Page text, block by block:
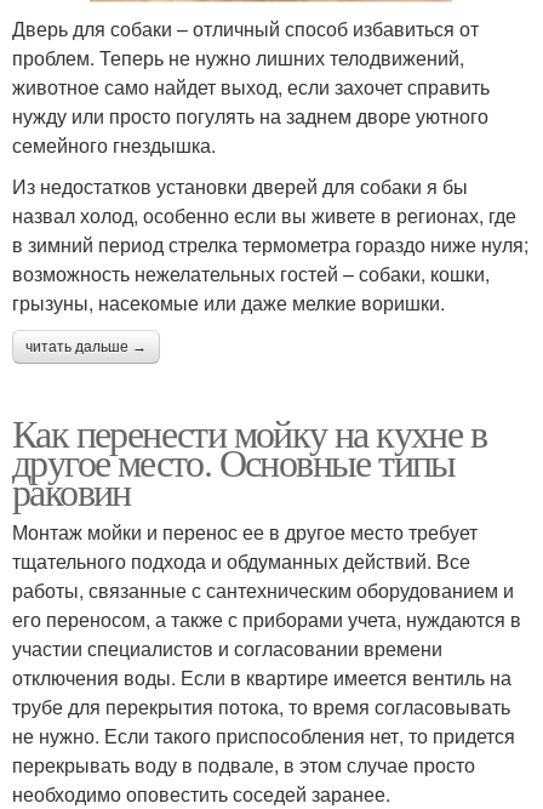
Дверь для собаки – отличный способ избавиться от
проблем. Теперь не нужно лишних телодвижений,
животное само найдет выход, если захочет справить
нужду или просто погулять на заднем дворе уютного
семейного гнездышка.
Из недостатков установки дверей для собаки я бы
назвал холод, особенно если вы живете в регионах, где
в зимний период стрелка термометра гораздо ниже нуля;
возможность нежелательных гостей – собаки, кошки,
грызуны, насекомые или даже мелкие воришки.
читать дальше →
Как перенести мойку на кухне в
другое место. Основные типы
раковин
Монтаж мойки и перенос ее в другое место требует
тщательного подхода и обдуманных действий. Все
работы, связанные с сантехническим оборудованием и
его переносом, а также с приборами учета, нуждаются в
участии специалистов и согласовании времени
отключения воды. Если в квартире имеется вентиль на
трубе для перекрытия потока, то время согласовывать
не нужно. Если такого приспособления нет, то придется
перекрывать воду в подвале, в этом случае просто
необходимо оповестить соседей заранее.